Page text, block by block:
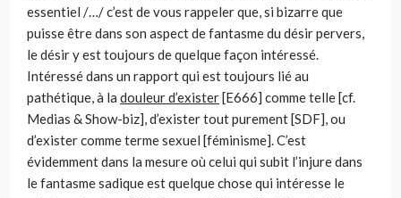
essentiel /…/ c’est de vous rappeler que, si bizarre que
puisse être dans son aspect de fantasme du désir pervers,
le désir y est toujours de quelque façon intéressé.
Intéressé dans un rapport qui est toujours lié au
pathétique, à la douleur d’exister [E666] comme telle [cf.
Medias & Show-biz], d’exister tout purement [SDF], ou
d’exister comme terme sexuel [féminisme]. C’est
évidemment dans la mesure où celui qui subit l’injure dans
le fantasme sadique est quelque chose qui intéresse le